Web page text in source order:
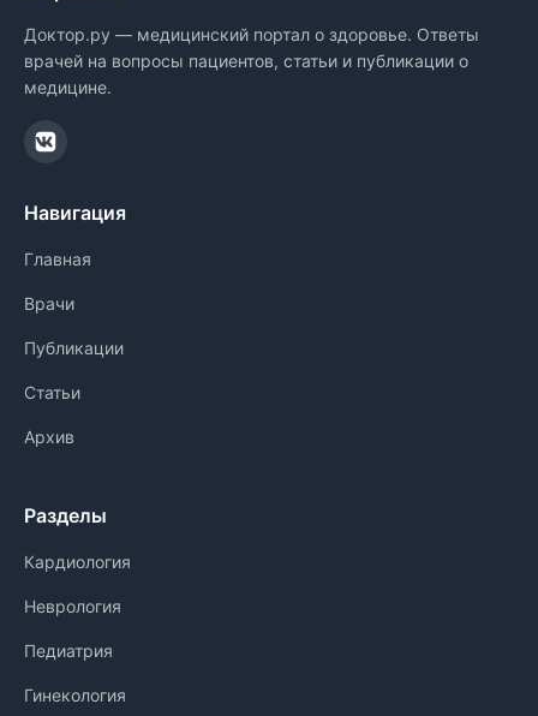
Доктор.ру — медицинский портал о здоровье. Ответы
врачей на вопросы пациентов, статьи и публикации о
медицине.
Навигация
Главная
Врачи
Публикации
Статьи
Архив
Разделы
Кардиология
Неврология
Педиатрия
Гинекология